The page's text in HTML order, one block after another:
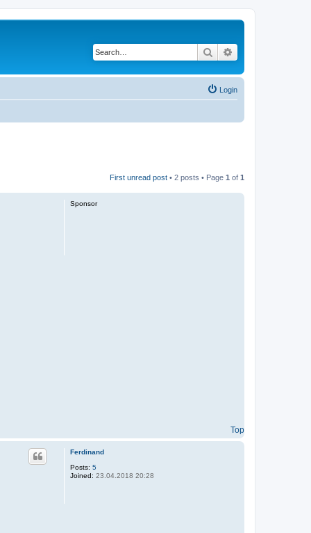
Search
Login
First unread post • 2 posts • Page 1 of 1
Sponsor
Top
Ferdinand
Posts: 5
Joined: 23.04.2018 20:28